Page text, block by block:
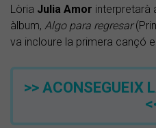
Lòria Julia Amor interpretarà
àlbum, Algo para regresar
va incloure la primera cançó
>> ACONSEGUEIX